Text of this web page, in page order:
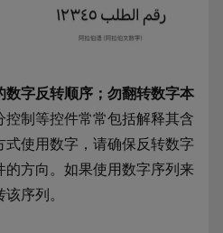
数字反转顺序；勿翻转数字本
控制等控件常常包括解释其含
式使用数字，请确保反转数字
的方向。如果使用数字序列来
序列。